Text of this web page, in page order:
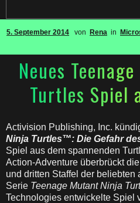
5. September 2014 von Rena in
Neues
Turtles Spiel
Activision Publishing, Inc.
Ninja Turtles™: Die Gefahr
Spiel aus dem spannenden
Action-Adventure überbrückt
und dritten Staffel der
Serie Teenage Mutant Ninja
Technologies entwickelte Spiel